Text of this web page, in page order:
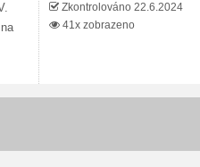
Zkontrolováno 22.6.2024
41x zobrazeno